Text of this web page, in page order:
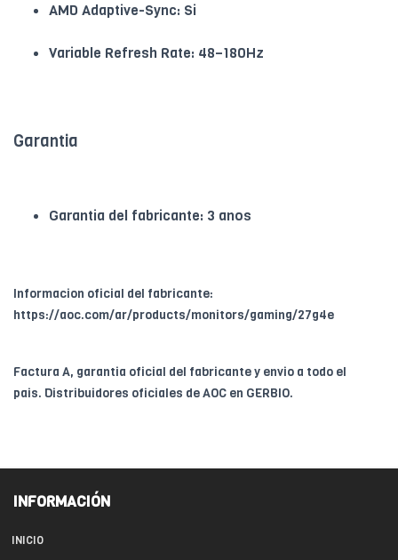
AMD Adaptive-Sync: Si
Variable Refresh Rate: 48–180Hz
Garantia
Garantia del fabricante: 3 anos
Informacion oficial del fabricante:
https://aoc.com/ar/products/monitors/gaming/27g4e
Factura A, garantia oficial del fabricante y envio a todo el
pais. Distribuidores oficiales de AOC en GERBIO.
INFORMACIÓN
INICIO